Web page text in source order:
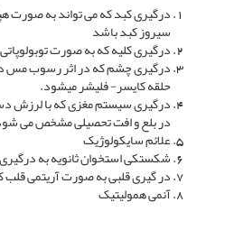
درگیری کبد که می تواند به صورت
سیروز کبد باشد
درگیری کلیه که به صورت
درگیری چشم که در اثر رسوب مس
حلقه کایسر- فلیشر میشود.
درگیری سیستم مغزی که با لرزش
در بلع و افت تحصیلی مشخص می
علائم سایکولوژیک
شکستکی استخوان ثانویه به درگیری
در گیری قلبی به صورت آریتمی قلب
آنمی همولیتیک